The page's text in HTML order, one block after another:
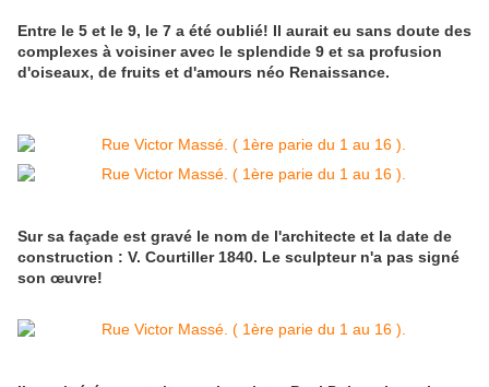
Entre le 5 et le 9, le 7 a été oublié! Il aurait eu sans doute des
complexes à voisiner avec le splendide 9 et sa profusion
d'oiseaux, de fruits et d'amours néo Renaissance.
Sur sa façade est gravé le nom de l'architecte et la date de
construction : V. Courtiller 1840. Le sculpteur n'a pas signé
son œuvre!